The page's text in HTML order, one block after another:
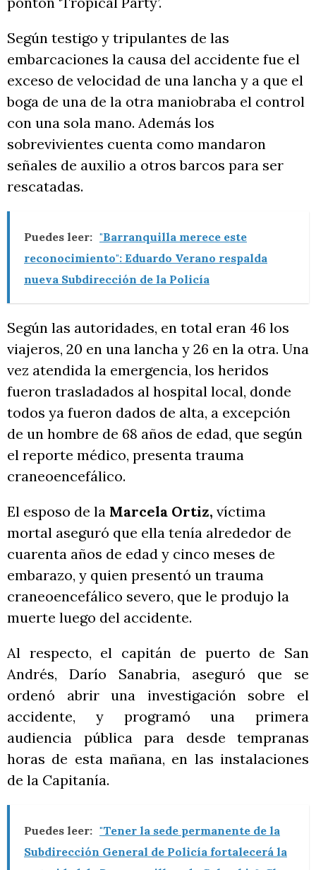
Según testigo y tripulantes de las
embarcaciones la causa del accidente fue el
exceso de velocidad de una lancha y a que el
boga de una de la otra maniobraba el control
con una sola mano. Además los
sobrevivientes cuenta como mandaron
señales de auxilio a otros barcos para ser
rescatadas.
Puedes leer: "Barranquilla merece este
reconocimiento": Eduardo Verano respalda
nueva Subdirección de la Policía
Según las autoridades, en total eran 46 los
viajeros, 20 en una lancha y 26 en la otra. Una
vez atendida la emergencia, los heridos
fueron trasladados al hospital local, donde
todos ya fueron dados de alta, a excepción
de un hombre de 68 años de edad, que según
el reporte médico, presenta trauma
craneoencefálico.
El esposo de la Marcela Ortiz, víctima
mortal aseguró que ella tenía alrededor de
cuarenta años de edad y cinco meses de
embarazo, y quien presentó un trauma
craneoencefálico severo, que le produjo la
muerte luego del accidente.
Al respecto, el capitán de puerto de San
Andrés, Darío Sanabria, aseguró que se
ordenó abrir una investigación sobre el
accidente, y programó una primera
audiencia pública para desde tempranas
horas de esta mañana, en las instalaciones
de la Capitanía.
Puedes leer: "Tener la sede permanente de la
Subdirección General de Policía fortalecerá la